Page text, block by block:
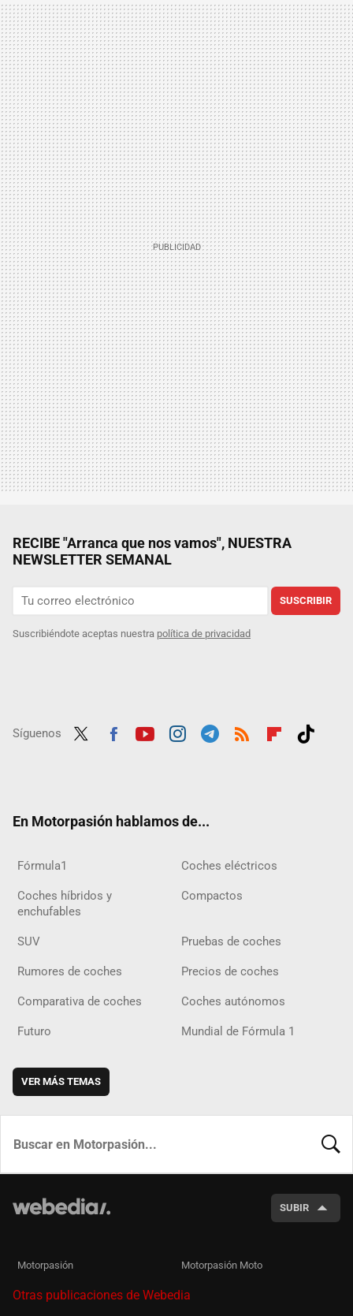
RECIBE "Arranca que nos vamos", NUESTRA
NEWSLETTER SEMANAL
SUSCRIBIR
Suscribiéndote aceptas nuestra política de privacidad
Síguenos
En Motorpasión hablamos de...
Fórmula1 Coches eléctricos
Coches híbridos y
enchufables
Compactos
SUV Pruebas de coches
Rumores de coches Precios de coches
Comparativa de coches Coches autónomos
Futuro Mundial de Fórmula 1
VER MÁS TEMAS
SUBIR
Motorpasión Motorpasión Moto
Otras publicaciones de Webedia